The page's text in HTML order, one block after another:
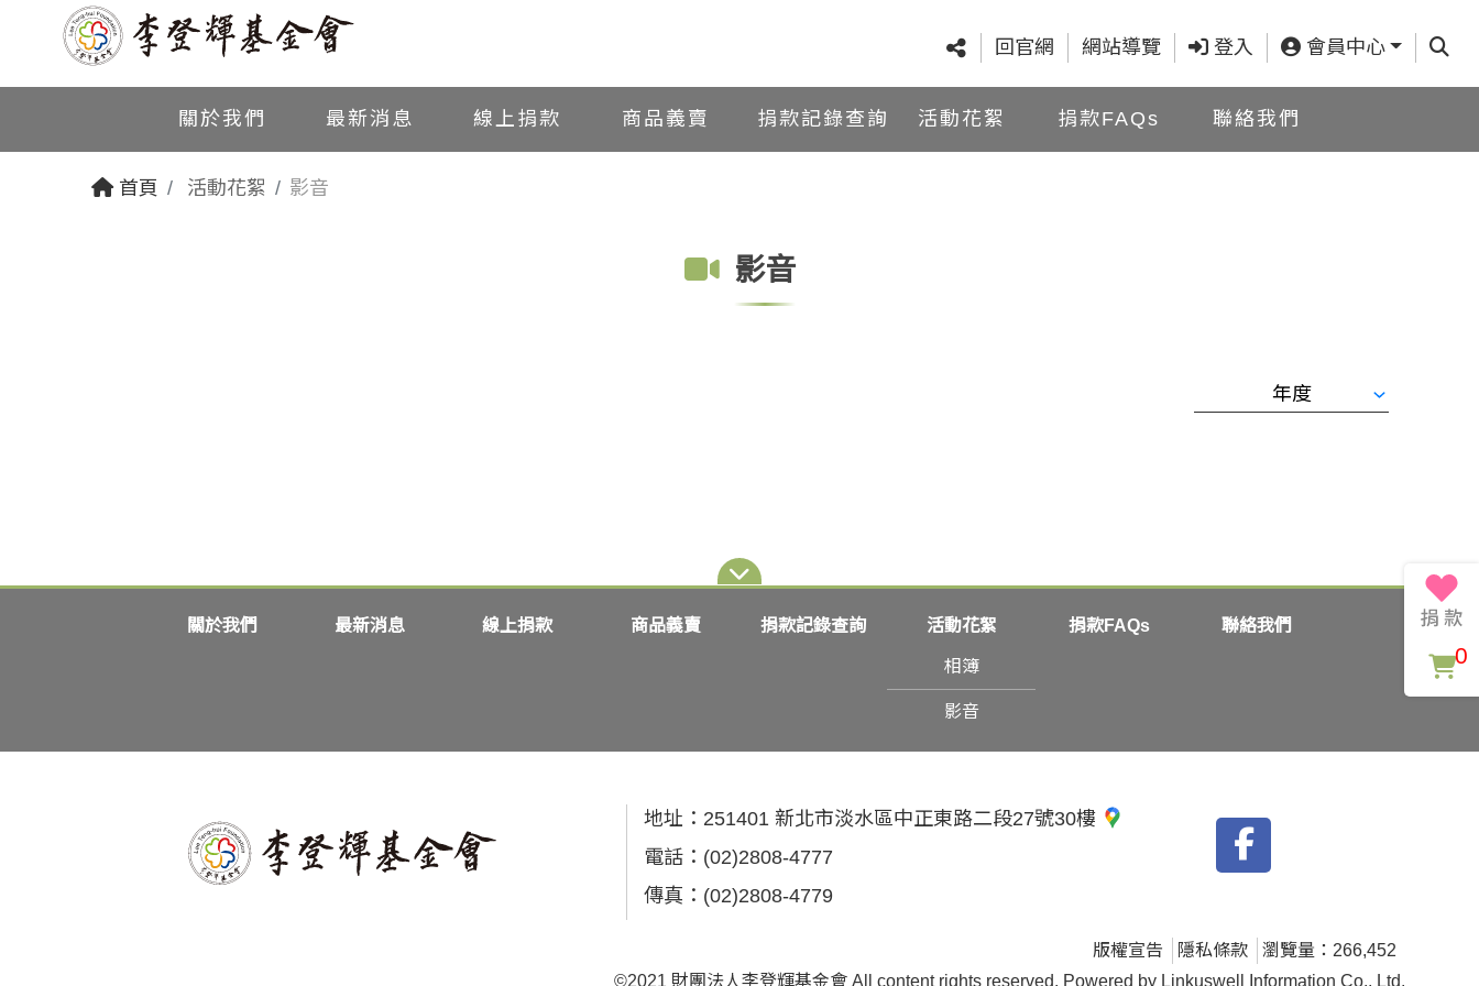
回官網 網站導覽 登入 會員中心 查詢
關於我們 最新消息 線上捐款 商品義賣 捐款記錄查詢 活動花絮 捐款FAQs 聯絡我們
首頁 活動花絮 影音
影音
關於我們 最新消息 線上捐款 商品義賣 捐款記錄查詢 活動花絮
相簿
影音
捐款FAQs 聯絡我們
地址： 251401 新北市淡水區中正東路二段27號30樓
電話： (02)2808-4777
傳真： (02)2808-4779
版權宣告 隱私條款
瀏覽量：266,452
©2021 財團法人李登輝基金會 All content rights reserved. Powered by Linkuswell Information Co., Ltd.
0